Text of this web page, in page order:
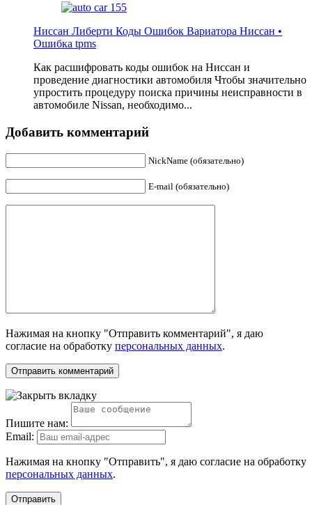
Ниссан Либерти Коды Ошибок Вариатора Ниссан •
Ошибка tpms
Как расшифровать коды ошибок на Ниссан и
проведение диагностики автомобиля Чтобы значительно
упростить процедуру поиска причины неисправности в
автомобиле Nissan, необходимо...
Добавить комментарий
NickName (обязательно)
E-mail (обязательно)
Нажимая на кнопку "Отправить комментарий", я даю
согласие на обработку персональных данных.
Пишите нам:
Email:
Нажимая на кнопку "Отправить", я даю согласие на обработку
персональных данных.
Отправить